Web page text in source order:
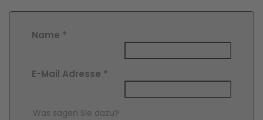
Name *
E-Mail Adresse *
Comment Text*